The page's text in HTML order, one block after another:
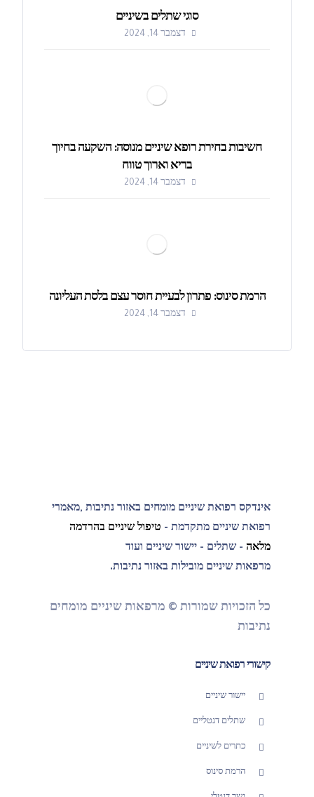
סוגי שתלים בשיניים
דצמבר 14, 2024
חשיבות בחירת רופא שיניים מנוסה: השקעה בחיוך
בריא וארוך טווח
דצמבר 14, 2024
הרמת סינוס: פתרון לבעיית חוסר עצם בלסת העליונה
דצמבר 14, 2024
אינדקס רפואת שיניים מומחים באזור נתיבות ,מאמרי
רפואת שיניים מתקדמת - טיפול שיניים בהרדמה
מלאה - שתלים - יישור שיניים ועוד
מרפאות שיניים מובילות באזור נתיבות.
כל הזכויות שמורות © מרפאות שיניים מומחים
נתיבות
קישורי רפואת שיניים
יישור שיניים
שתלים דנטליים
כתרים לשיניים
הרמת סינוס